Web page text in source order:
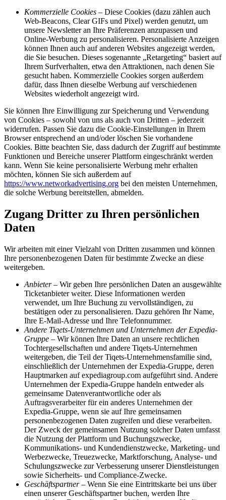
Kommerzielle Cookies – Diese Cookies (dazu zählen auch
Web-Beacons, Clear GIFs und Pixel) werden genutzt, um
unsere Newsletter an Ihre Präferenzen anzupassen und
Online-Werbung zu personalisieren. Personalisierte Anzeigen
können Ihnen auch auf anderen Websites angezeigt werden,
die Sie besuchen. Dieses sogenannte „Retargeting“ basiert auf
Ihrem Surfverhalten, etwa den Attraktionen, nach denen Sie
gesucht haben. Kommerzielle Cookies sorgen außerdem
dafür, dass Ihnen dieselbe Werbung auf verschiedenen
Websites wiederholt angezeigt wird.
Sie können Ihre Einwilligung zur Speicherung und Verwendung
von Cookies – sowohl von uns als auch von Dritten – jederzeit
widerrufen. Passen Sie dazu die Cookie-Einstellungen in Ihrem
Browser entsprechend an und/oder löschen Sie vorhandene
Cookies. Bitte beachten Sie, dass dadurch der Zugriff auf bestimmte
Funktionen und Bereiche unserer Plattform eingeschränkt werden
kann. Wenn Sie keine personalisierte Werbung mehr erhalten
möchten, können Sie sich außerdem auf
https://www.networkadvertising.org bei den meisten Unternehmen,
die solche Werbung bereitstellen, abmelden.
Zugang Dritter zu Ihren persönlichen
Daten
Wir arbeiten mit einer Vielzahl von Dritten zusammen und können
Ihre personenbezogenen Daten für bestimmte Zwecke an diese
weitergeben.
Anbieter– Wir geben Ihre persönlichen Daten an ausgewählte
Ticketanbieter weiter. Diese Informationen werden
verwendet, um Ihre Buchung zu vervollständigen, zu
bestätigen oder zu personalisieren. Dazu gehören Ihr Name,
Ihre E-Mail-Adresse und Ihre Telefonnummer.
Andere Tiqets-Unternehmen und Unternehmen der Expedia-
Gruppe – Wir können Ihre Daten an unsere rechtlichen
Tochtergesellschaften und andere Tiqets-Unternehmen
weitergeben, die Teil der Tiqets-Unternehmensfamilie sind,
einschließlich der Unternehmen der Expedia-Gruppe, deren
Hauptmarken auf expediagroup.com aufgeführt sind. Andere
Unternehmen der Expedia-Gruppe handeln entweder als
gemeinsame Datenverantwortliche oder als
Auftragsverarbeiter für ein anderes Unternehmen der
Expedia-Gruppe, wenn sie auf Ihre gemeinsamen
personenbezogenen Daten zugreifen und diese verarbeiten.
Der Zweck der gemeinsamen Nutzung solcher Daten umfasst
die Nutzung der Plattform und Buchungszwecke,
Kommunikations- und Kundendienstzwecke, Marketing- und
Werbezwecke, Treuezwecke, Marktforschung, Analyse- und
Schulungszwecke zur Verbesserung unserer Dienstleistungen
sowie Sicherheits- und Compliance-Zwecke.
Geschäftspartner– Wenn Sie eine Eintrittskarte bei uns über
einen unserer Geschäftspartner buchen, werden Ihre